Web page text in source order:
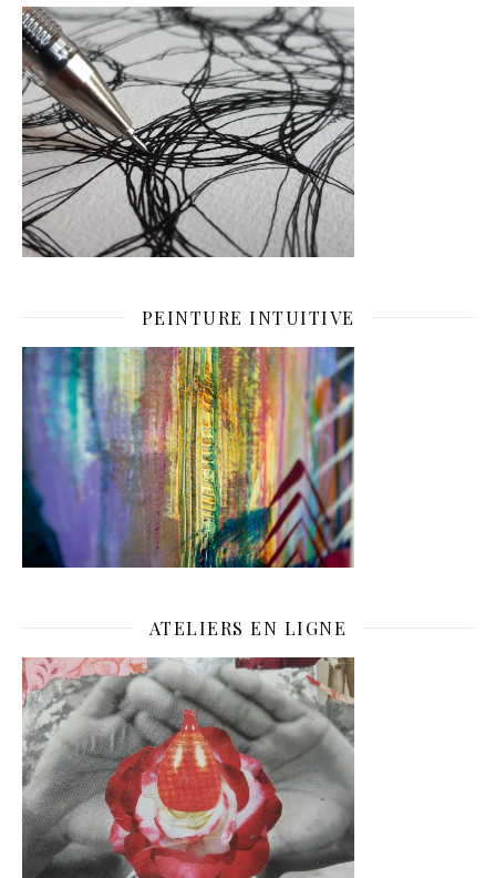
PEINTURE INTUITIVE
ATELIERS EN LIGNE